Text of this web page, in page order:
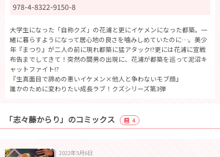
978-4-8322-9150-8
大学生になった「自称クズ」の花浦と更にイケメンになった都築。一
緒に暮らすようになって居心地の良さを噛みしめていたのに…。美少
年『まつり』が二人の前に現れ都築に猛アタック!?更には花浦に宣戦
布告までしてきて！突然の間男の出現に、花浦が都築を巡って泥沼キ
ャットファイト!?
『生真面目で諦めの悪いイケメン×他人と争わないモブ顔』
誰かのために変わりたい成長ラブ！クズシリーズ第3弾
「志々藤からり」のコミックス 4
2022年5月6日